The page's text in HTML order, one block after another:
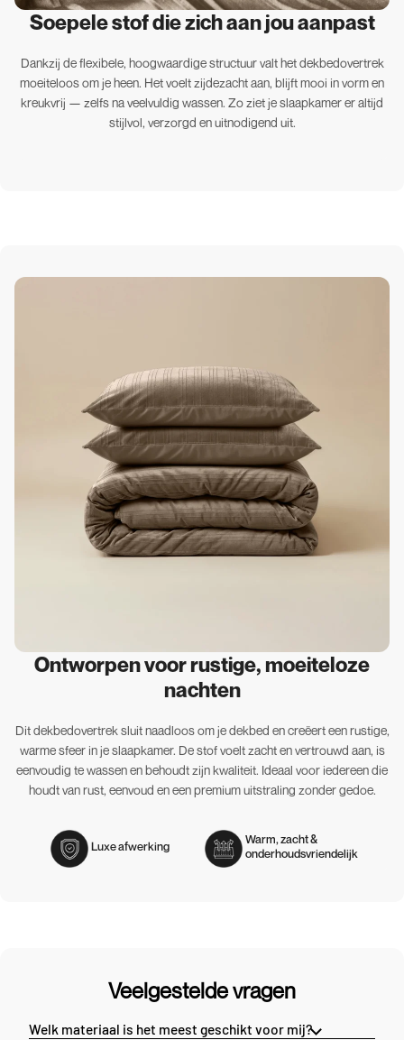
Soepele stof die zich aan jou aanpast
Dankzij de flexibele, hoogwaardige structuur valt het dekbedovertrek
moeiteloos om je heen. Het voelt zijdezacht aan, blijft mooi in vorm en
kreukvrij — zelfs na veelvuldig wassen. Zo ziet je slaapkamer er altijd
stijlvol, verzorgd en uitnodigend uit.
Ontworpen voor rustige, moeiteloze
nachten
Dit dekbedovertrek sluit naadloos om je dekbed en creëert een rustige,
warme sfeer in je slaapkamer. De stof voelt zacht en vertrouwd aan, is
eenvoudig te wassen en behoudt zijn kwaliteit. Ideaal voor iedereen die
houdt van rust, eenvoud en een premium uitstraling zonder gedoe.
Luxe afwerking
Warm, zacht &
onderhoudsvriendelijk
Veelgestelde vragen
Welk materiaal is het meest geschikt voor mij?